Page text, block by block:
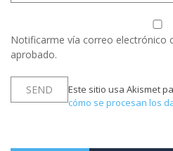
Notificarme vía correo electrónico
aprobado.
Este sitio usa Akismet
cómo se procesan los